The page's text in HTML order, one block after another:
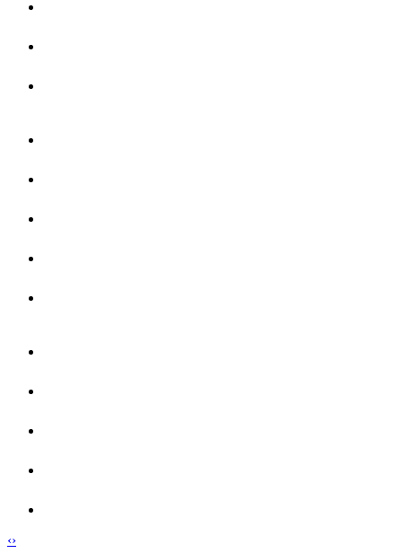
‹›